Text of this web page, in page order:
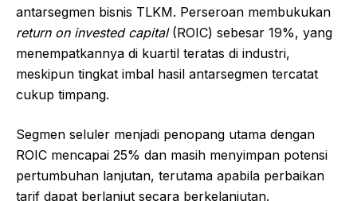
antarsegmen bisnis TLKM. Perseroan membukukan
return on invested capital(ROIC) sebesar 19%, yang
menempatkannya di kuartil teratas di industri,
meskipun tingkat imbal hasil antarsegmen tercatat
cukup timpang.
Segmen seluler menjadi penopang utama dengan
ROIC mencapai 25% dan masih menyimpan potensi
pertumbuhan lanjutan, terutama apabila perbaikan
tarif dapat berlanjut secara berkelanjutan.